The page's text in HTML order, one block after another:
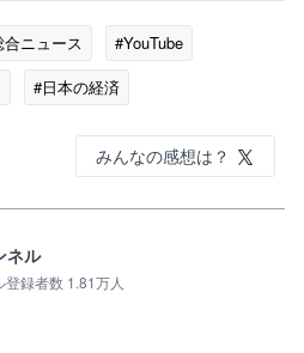
ニュース
#YouTube
#日本の経済
みんなの感想は？
ネル
録者数 1.81万人